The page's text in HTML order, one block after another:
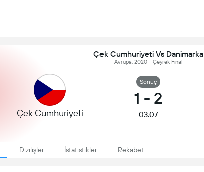
Çek Cumhuriyeti Vs Danimarka
Avrupa, 2020 - Çeyrek Final
Çek Cumhuriyeti
Sonuç
1 - 2
03.07
Dizilişler İstatistikler Rekabet